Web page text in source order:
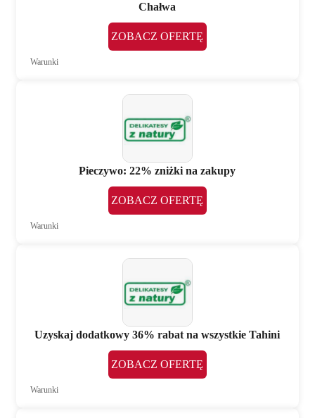
Chałwa
ZOBACZ OFERTĘ
Warunki
Pieczywo: 22% zniżki na zakupy
ZOBACZ OFERTĘ
Warunki
Uzyskaj dodatkowy 36% rabat na wszystkie Tahini
ZOBACZ OFERTĘ
Warunki